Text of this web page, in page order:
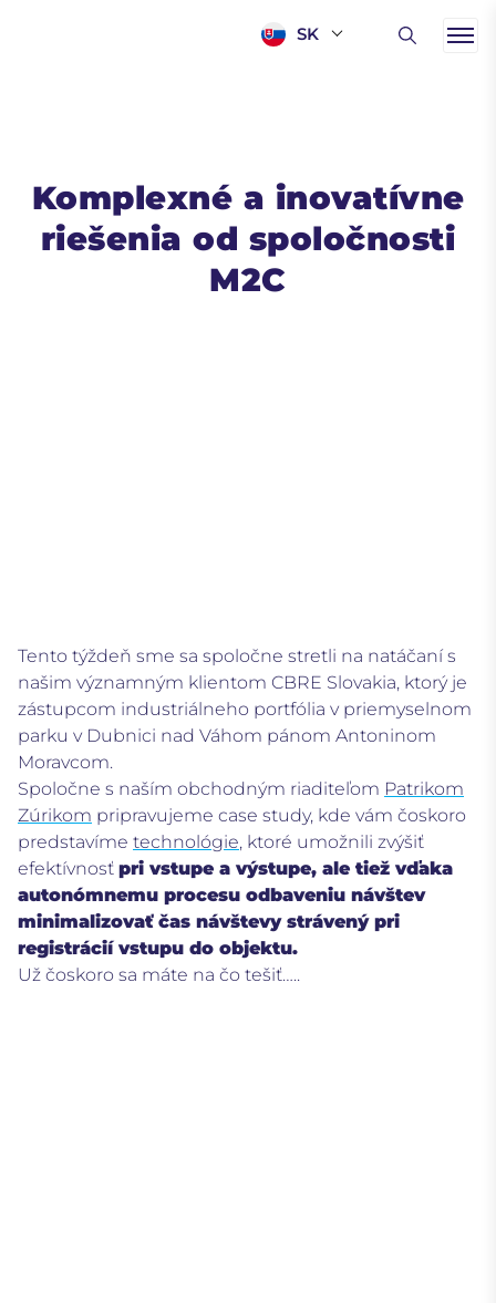
SK
Komplexné a inovatívne
riešenia od spoločnosti
M2C
Tento týždeň sme sa spoločne stretli na natáčaní s
našim významným klientom CBRE Slovakia, ktorý je
zástupcom industriálneho portfólia v priemyselnom
parku v Dubnici nad Váhom pánom Antoninom
Moravcom.
Spoločne s naším obchodným riaditeľom Patrikom
Zúrikom pripravujeme case study, kde vám čoskoro
predstavíme technológie, ktoré umožnili zvýšiť
efektívnosť pri vstupe a výstupe, ale tiež vďaka
autonómnemu procesu odbaveniu návštev
minimalizovať čas návštevy strávený pri
registrácií vstupu do objektu.
Už čoskoro sa máte na čo tešiť…..